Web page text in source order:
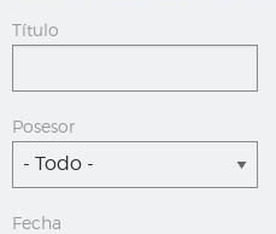
Título
Posesor
- Todo -
Fecha